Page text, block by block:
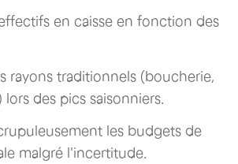
en caisse en fonction des
rayons traditionnels (boucherie,
des pics saisonniers.
les budgets de
malgré l'incertitude.